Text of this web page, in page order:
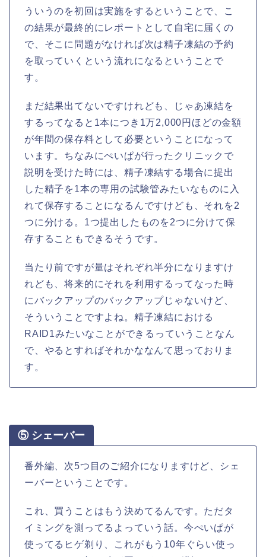
ういうのを初回は実施をするということで、こ
の結果が最終的にレポートとして自宅に届くの
で、そこに問題がなければ次は精子凍結の予約
を取っていくという流れになるということで
す。
まだ結果出てないですけれども、じゃあ凍結を
するってなると1本につき1万2,000円ほどの金額
が年間の保存料として必要ということになって
います。ちなみにぺいぱが行ったクリニックで
説明を受けた時には、精子凍結する場合に提出
した精子を1本の専用の試験管みたいなものに入
れて保存することになるんですけども、それを2
つに分ける。1つ提出したものを2つに分けて保
存することもできるそうです。
当たり前ですが量はそれぞれ半分になりますけ
れども、将来的にそれを利用するってなった時
にバックアップのバックアップじゃないけど、
そういうことですよね。精子凍結における
RAID1みたいなことができるっていうことなん
で、やるとすればそれかななんて思っておりま
す。
⑤ シェーバー
番外編、次5つ目のご紹介になりますけど、シェ
ーバーということです。
これ、買うことはもう決めてるんです。ただタ
イミングを測ってるよっていう話。今ぺいぱが
使ってるヒゲ剃り、これがもう10年ぐらい使っ